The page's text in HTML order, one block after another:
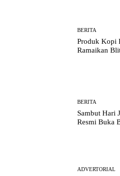
BERITA
Produk Kopi
Ramaikan
BERITA
Sambut Hari
Resmi Buka
ADVERTORIAL